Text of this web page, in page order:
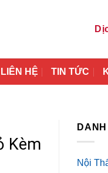
LIÊN HỆ TIN TỨC
Nội
Kèm